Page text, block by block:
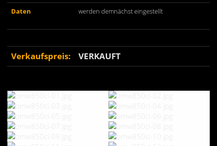
Daten werden demnächst eingestellt
Verkaufspreis: VERKAUFT